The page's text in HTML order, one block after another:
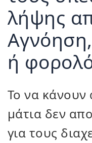
λήψης
ή
Το να
μάτια δεν
για τους